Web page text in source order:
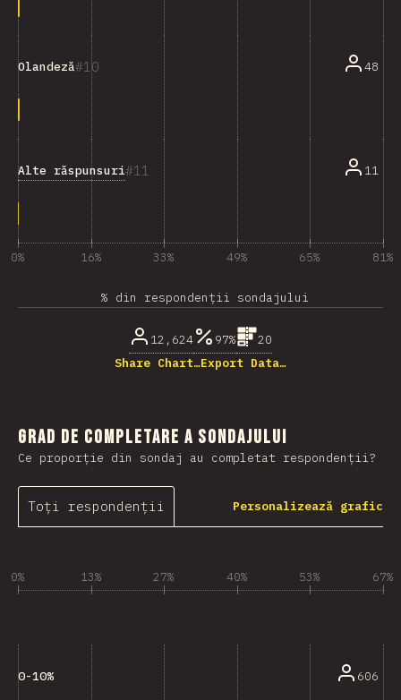
10
Olandeză 48
11
Alte răspunsuri 11
0% 16% 33% 49% 65% 81%
% din respondenții sondajului
12,624 97%
20
Share Chart…Export Data…
Grad de completare a sondajului
Ce proporție din sondaj au completat respondenții?
Toți respondenții Personalizează grafic
0% 13% 27% 40% 53% 67%
0-10% 606